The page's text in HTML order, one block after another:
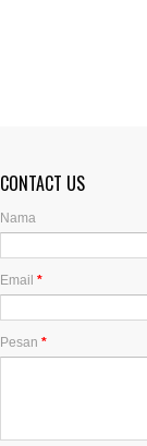
CONTACT US
Nama
Email*
Pesan*